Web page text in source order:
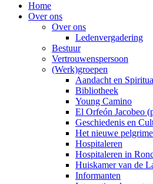
Home
Over ons
Over ons
Ledenvergadering
Bestuur
Vertrouwenspersoon
(Werk)groepen
Aandacht en
Bibliotheek
Young Camino
El Orfeón Jacobeo
Geschiedenis en
Het nieuwe
Hospitaleren
Hospitaleren in
Huiskamer van de
Informanten